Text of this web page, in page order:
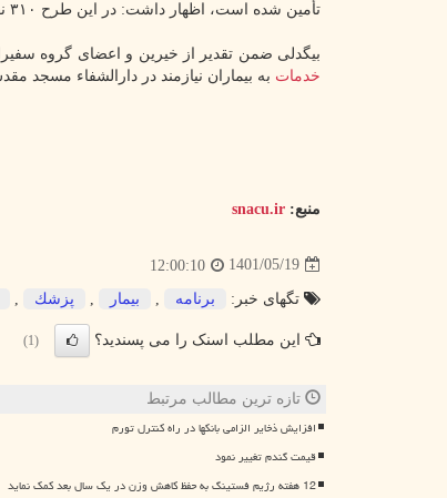
تأمین شده است، اظهار داشت: در این طرح ۳۱۰ نفر هم از بیماران داخلی، اطفال و زنان مورد درمان قرار گرفتند.
بیگدلی ضمن تقدیر از خیرین و اعضای گروه
خدمات به بیماران نیازمند در دارالشفاء
منبع: snacu.ir
1401/05/19
12:00:10
تگهای خبر: برنامه بیمار پزشك
این مطلب اسنک را می پسندید؟ (1)
تازه ترین مطالب مرتبط
افزایش ذخایر الزامی بانکها در راه کنترل تورم
قیمت گندم تغییر نمود
12 هفته رژیم فستینگ به حفظ کاهش وزن در یک سال بعد کمک نماید